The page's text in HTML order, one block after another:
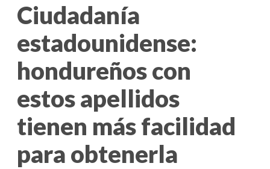
Ciudadanía
estadounidense:
hondureños con
estos apellidos
tienen más facilidad
para obtenerla